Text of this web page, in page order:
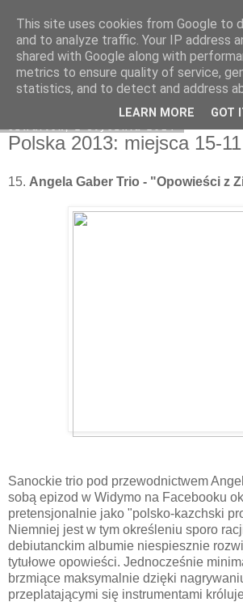
Na obrzeżach
Polska 2013: miejsca 15-11
15. Angela Gaber Trio - "Opowieści z
Sanockie trio pod przewodnictwem
sobą epizod w Widymo na Facebooku
pretensjonalnie jako "polsko-kazchski
Niemniej jest w tym określeniu sporo
debiutanckim albumie niespiesznie
tytułowe opowieści. Jednocześnie
brzmiące maksymalnie dzięki
przeplatającymi się instrumentami
This site uses cookies from Google to
and to analyze traffic. Your IP address
shared with Google along with
metrics to ensure quality of service,
statistics, and to detect and address
LEARN MORE GOT